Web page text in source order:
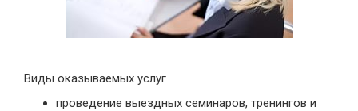
Виды оказываемых услуг
проведение выездных семинаров, тренингов и